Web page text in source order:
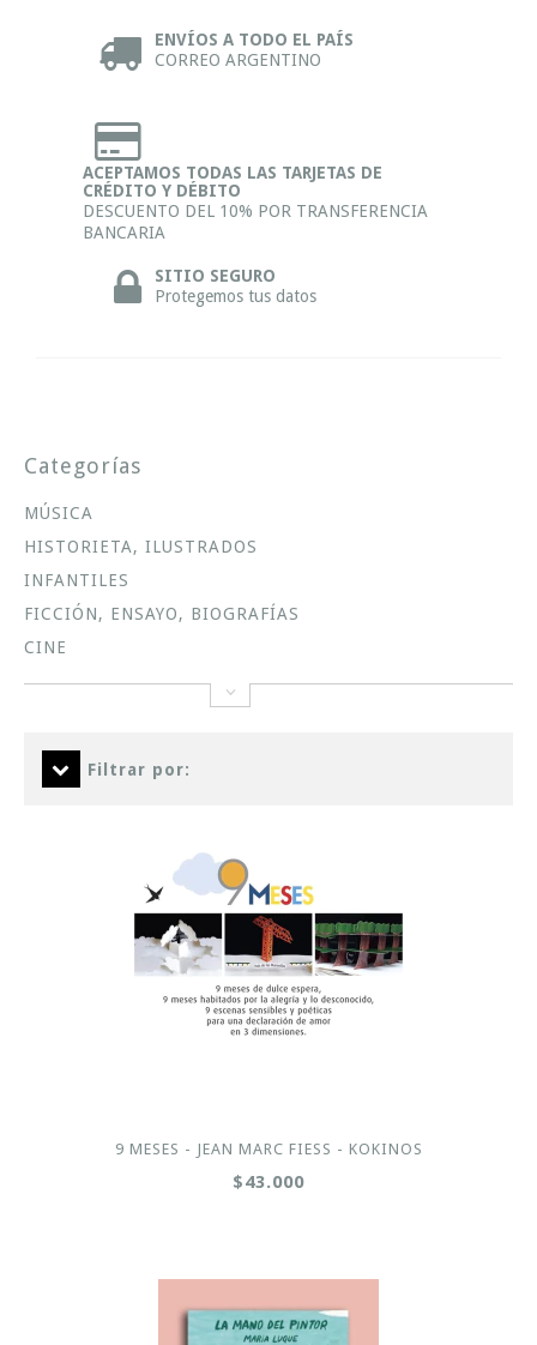
ENVÍOS A TODO EL PAÍS
CORREO ARGENTINO
ACEPTAMOS TODAS LAS TARJETAS DE
CRÉDITO Y DÉBITO
DESCUENTO DEL 10% POR TRANSFERENCIA
BANCARIA
SITIO SEGURO
Protegemos tus datos
Categorías
MÚSICA
HISTORIETA, ILUSTRADOS
INFANTILES
FICCIÓN, ENSAYO, BIOGRAFÍAS
CINE
Filtrar por:
9 MESES - JEAN MARC FIESS - KOKINOS
$43.000